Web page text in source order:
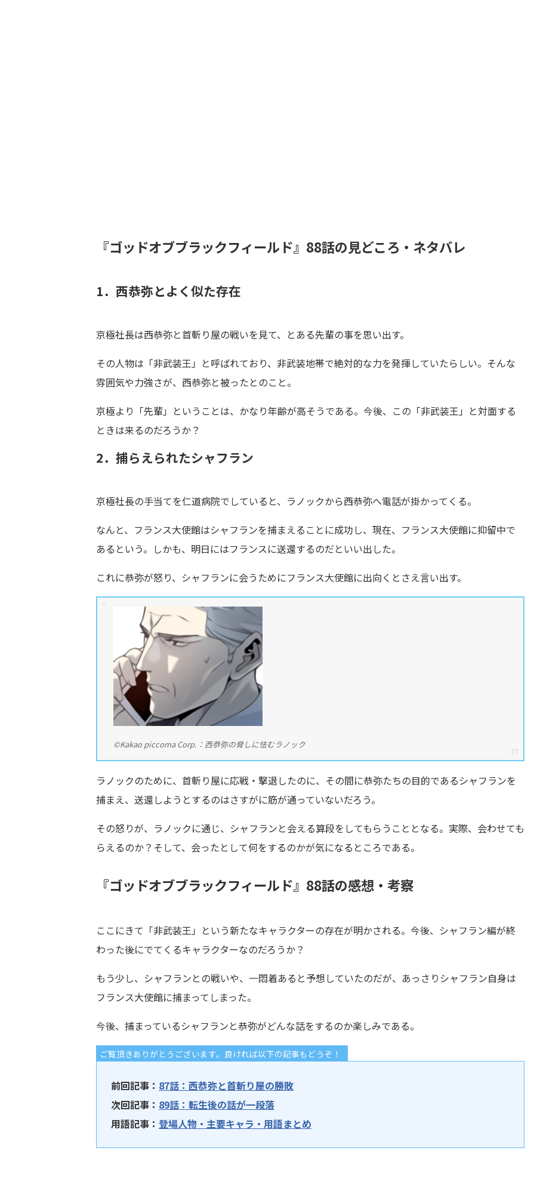
『ゴッドオブブラックフィールド』88話の見どころ・ネタバレ
1．西恭弥とよく似た存在
京極社長は西恭弥と首斬り屋の戦いを見て、とある先輩の事を思い出す。
その人物は「非武装王」と呼ばれており、非武装地帯で絶対的な力を発揮していたらしい。そんな
雰囲気や力強さが、西恭弥と被ったとのこと。
京極より「先輩」ということは、かなり年齢が高そうである。今後、この「非武装王」と対面する
ときは来るのだろうか？
2．捕らえられたシャフラン
京極社長の手当てを仁道病院でしていると、ラノックから西恭弥へ電話が掛かってくる。
なんと、フランス大使館はシャフランを捕まえることに成功し、現在、フランス大使館に抑留中で
あるという。しかも、明日にはフランスに送還するのだといい出した。
これに恭弥が怒り、シャフランに会うためにフランス大使館に出向くとさえ言い出す。
©Kakao piccoma Corp.：西恭弥の脅しに怯むラノック
ラノックのために、首斬り屋に応戦・撃退したのに、その間に恭弥たちの目的であるシャフランを
捕まえ、送還しようとするのはさすがに筋が通っていないだろう。
その怒りが、ラノックに通じ、シャフランと会える算段をしてもらうこととなる。実際、会わせても
らえるのか？そして、会ったとして何をするのかが気になるところである。
『ゴッドオブブラックフィールド』88話の感想・考察
ここにきて「非武装王」という新たなキャラクターの存在が明かされる。今後、シャフラン編が終
わった後にでてくるキャラクターなのだろうか？
もう少し、シャフランとの戦いや、一悶着あると予想していたのだが、あっさりシャフラン自身は
フランス大使館に捕まってしまった。
今後、捕まっているシャフランと恭弥がどんな話をするのか楽しみである。
ご覧頂きありがとうございます。良ければ以下の記事もどうぞ！
前回記事： 87話：西恭弥と首斬り屋の勝敗
次回記事： 89話：転生後の話が一段落
用語記事： 登場人物・主要キャラ・用語まとめ